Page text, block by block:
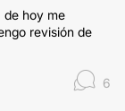
de hoy me
revisión de
6